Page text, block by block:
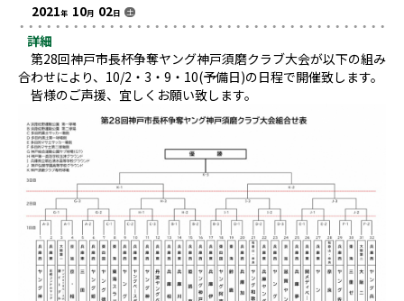
2021年 10月 02日 土
詳細
第28回神戸市長杯争奪ヤング神戸須磨クラブ大会が以下の組み
合わせにより、10/2・3・9・10(予備日)の日程で開催致します。
皆様のご声援、宜しくお願い致します。